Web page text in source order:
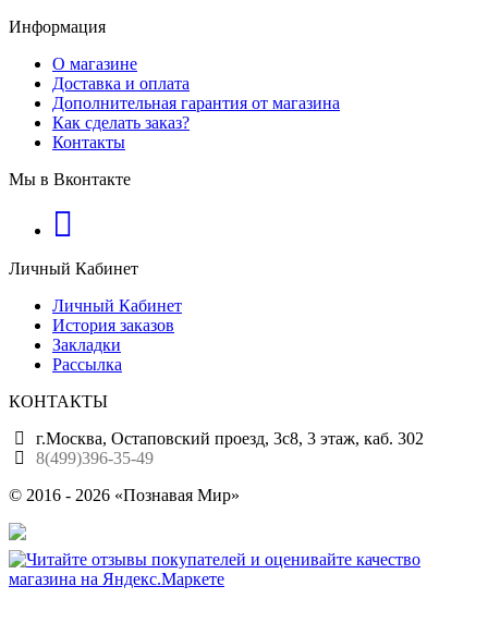
Информация
О магазине
Доставка и оплата
Дополнительная гарантия от магазина
Как сделать заказ?
Контакты
Мы в Вконтакте
Личный Кабинет
Личный Кабинет
История заказов
Закладки
Рассылка
КОНТАКТЫ
г.Москва, Остаповский проезд, 3с8, 3 этаж, каб. 302
8(499)396-35-49
© 2016 - 2026 «Познавая Мир»